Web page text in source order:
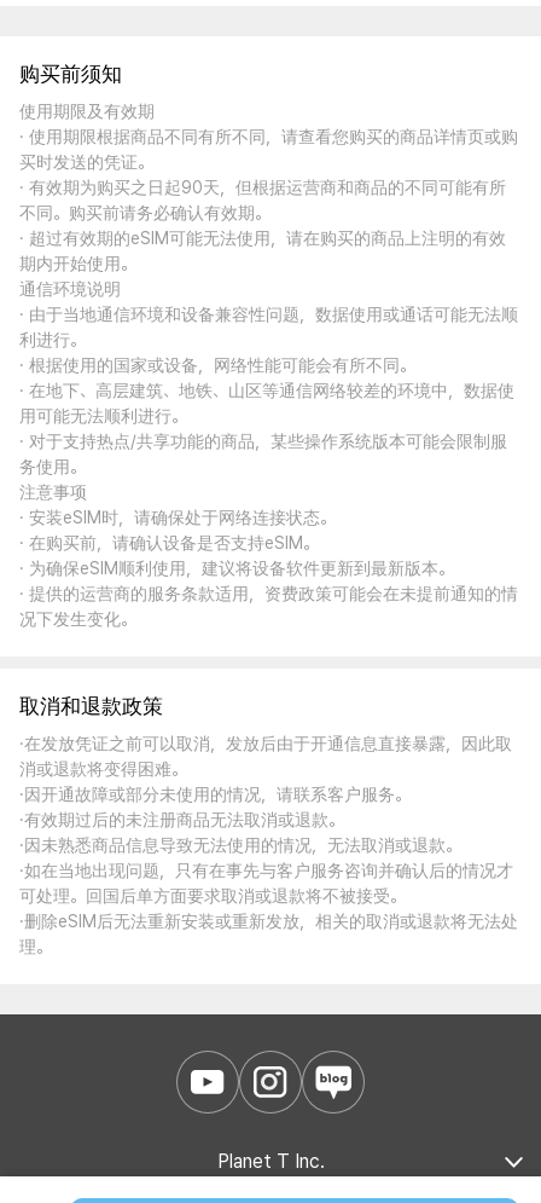
购买前须知
使用期限及有效期
· 使用期限根据商品不同有所不同，请查看您购买的商品详情页或购
买时发送的凭证。
· 有效期为购买之日起90天，但根据运营商和商品的不同可能有所
不同。购买前请务必确认有效期。
· 超过有效期的eSIM可能无法使用，请在购买的商品上注明的有效
期内开始使用。
通信环境说明
· 由于当地通信环境和设备兼容性问题，数据使用或通话可能无法顺
利进行。
· 根据使用的国家或设备，网络性能可能会有所不同。
· 在地下、高层建筑、地铁、山区等通信网络较差的环境中，数据使
用可能无法顺利进行。
· 对于支持热点/共享功能的商品，某些操作系统版本可能会限制服
务使用。
注意事项
· 安装eSIM时，请确保处于网络连接状态。
· 在购买前，请确认设备是否支持eSIM。
· 为确保eSIM顺利使用，建议将设备软件更新到最新版本。
· 提供的运营商的服务条款适用，资费政策可能会在未提前通知的情
况下发生变化。
取消和退款政策
·在发放凭证之前可以取消，发放后由于开通信息直接暴露，因此取
消或退款将变得困难。
·因开通故障或部分未使用的情况，请联系客户服务。
·有效期过后的未注册商品无法取消或退款。
·因未熟悉商品信息导致无法使用的情况，无法取消或退款。
·如在当地出现问题，只有在事先与客户服务咨询并确认后的情况才
可处理。回国后单方面要求取消或退款将不被接受。
·删除eSIM后无法重新安装或重新发放，相关的取消或退款将无法处
理。
Planet T Inc.